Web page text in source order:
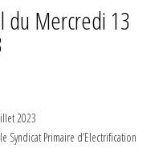
du Mercredi 13
2023
Syndicat Primaire d’Electrification